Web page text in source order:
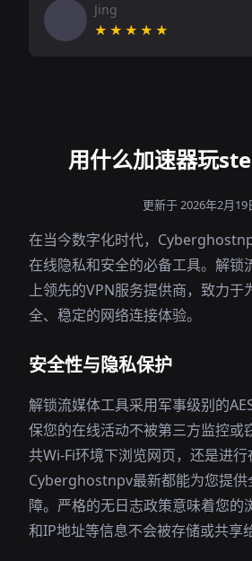
Jing
★★★★★
用什么加速器玩
更新于 2026年2月19
在当今数字化时代，
在线隐私和安全的必备工具。解锁
上领先的VPN服务提供商，致力于
全、稳定的网络连接体验。
安全性与隐私保护
解锁流媒体工具采用军事级别的
保您的在线活动不被第三方监控或
共Wi-Fi环境下浏览网页，还是进行
Cyberghostnpv最新都能为您提供
障。严格的无日志政策意味着您的
和IP地址等信息不会被存储或共享